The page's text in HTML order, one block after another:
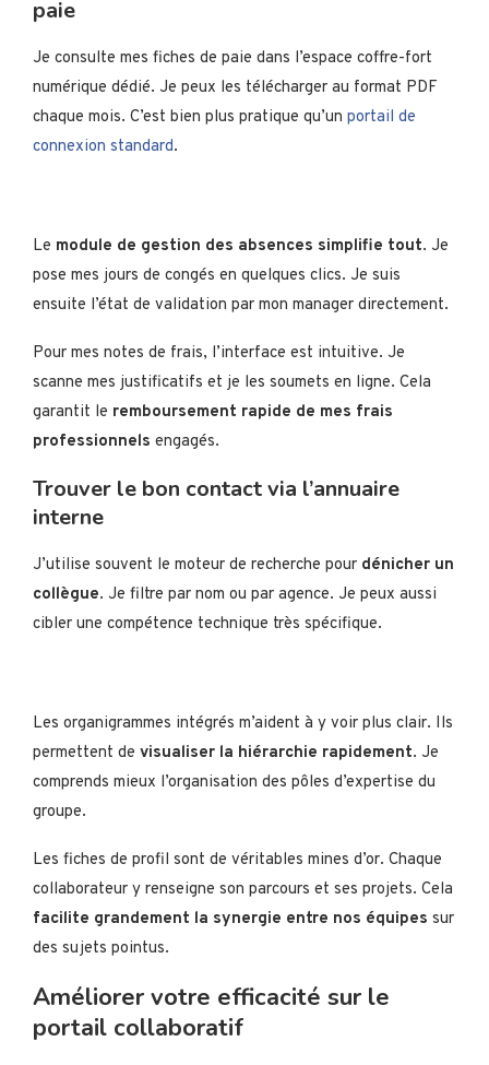
paie
Je consulte mes fiches de paie dans l’espace coffre-fort
numérique dédié. Je peux les télécharger au format PDF
chaque mois. C’est bien plus pratique qu’un portail de
connexion standard.
Le module de gestion des absences simplifie tout. Je
pose mes jours de congés en quelques clics. Je suis
ensuite l’état de validation par mon manager directement.
Pour mes notes de frais, l’interface est intuitive. Je
scanne mes justificatifs et je les soumets en ligne. Cela
garantit le remboursement rapide de mes frais
professionnels engagés.
Trouver le bon contact via l’annuaire
interne
J’utilise souvent le moteur de recherche pour dénicher un
collègue. Je filtre par nom ou par agence. Je peux aussi
cibler une compétence technique très spécifique.
Les organigrammes intégrés m’aident à y voir plus clair. Ils
permettent de visualiser la hiérarchie rapidement. Je
comprends mieux l’organisation des pôles d’expertise du
groupe.
Les fiches de profil sont de véritables mines d’or. Chaque
collaborateur y renseigne son parcours et ses projets. Cela
facilite grandement la synergie entre nos équipes sur
des sujets pointus.
Améliorer votre efficacité sur le
portail collaboratif